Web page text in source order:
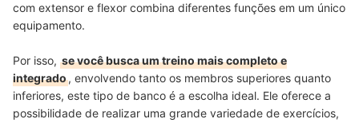
com extensor e flexor combina diferentes funções em um único
equipamento.
Por isso, se você busca um treino mais completo e
integrado, envolvendo tanto os membros superiores quanto
inferiores, este tipo de banco é a escolha ideal. Ele oferece a
possibilidade de realizar uma grande variedade de exercícios,